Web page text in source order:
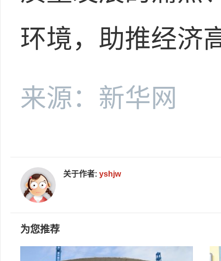
环境，助推经济
来源：新华网
关于作者: yshjw
为您推荐